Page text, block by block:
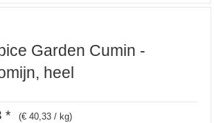
Garden Cumin -
heel
* (€ 40,33 / kg)